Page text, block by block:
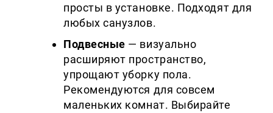
просты в установке. Подходят для
любых санузлов.
Подвесные — визуально
расширяют пространство,
упрощают уборку пола.
Рекомендуются для совсем
маленьких комнат. Выбирайте